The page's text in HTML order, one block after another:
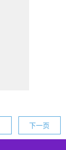
下一页